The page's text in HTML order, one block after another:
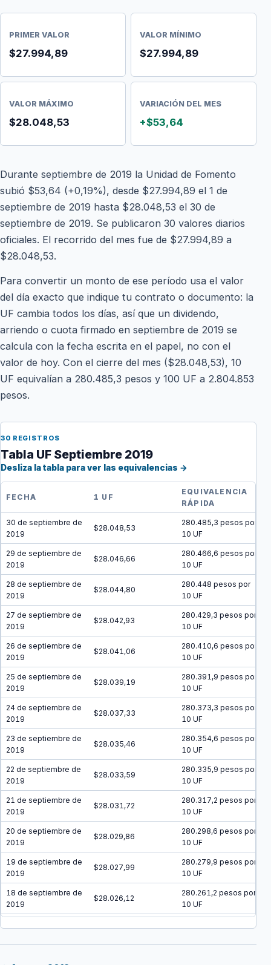
PRIMER VALOR
$27.994,89
VALOR MÍNIMO
$27.994,89
VALOR MÁXIMO
$28.048,53
VARIACIÓN DEL MES
+$53,64
Durante septiembre de 2019 la Unidad de Fomento
subió $53,64 (+0,19%), desde $27.994,89 el 1 de
septiembre de 2019 hasta $28.048,53 el 30 de
septiembre de 2019. Se publicaron 30 valores diarios
oficiales. El recorrido del mes fue de $27.994,89 a
$28.048,53.
Para convertir un monto de ese período usa el valor
del día exacto que indique tu contrato o documento: la
UF cambia todos los días, así que un dividendo,
arriendo o cuota firmado en septiembre de 2019 se
calcula con la fecha escrita en el papel, no con el
valor de hoy. Con el cierre del mes ($28.048,53), 10
UF equivalían a 280.485,3 pesos y 100 UF a 2.804.853
pesos.
30 REGISTROS
Tabla UF Septiembre 2019
Desliza la tabla para ver las equivalencias →
FECHA 1 UF
EQUIVALENCIA
RÁPIDA
30 de septiembre de
2019
$28.048,53
280.485,3 pesos por
10 UF
29 de septiembre de
2019
$28.046,66
280.466,6 pesos por
10 UF
28 de septiembre de
2019
$28.044,80
280.448 pesos por
10 UF
27 de septiembre de
2019
$28.042,93
280.429,3 pesos por
10 UF
26 de septiembre de
2019
$28.041,06
280.410,6 pesos por
10 UF
25 de septiembre de
2019
$28.039,19
280.391,9 pesos por
10 UF
24 de septiembre de
2019
$28.037,33
280.373,3 pesos por
10 UF
23 de septiembre de
2019
$28.035,46
280.354,6 pesos por
10 UF
22 de septiembre de
2019
$28.033,59
280.335,9 pesos por
10 UF
21 de septiembre de
2019
$28.031,72
280.317,2 pesos por
10 UF
20 de septiembre de
2019
$28.029,86
280.298,6 pesos por
10 UF
19 de septiembre de
2019
$28.027,99
280.279,9 pesos por
10 UF
18 de septiembre de
2019
$28.026,12
280.261,2 pesos por
10 UF
$28.024,26